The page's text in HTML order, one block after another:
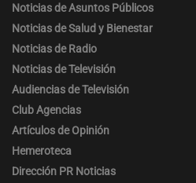
Noticias de Asuntos Públicos
Noticias de Salud y Bienestar
Noticias de Radio
Noticias de Televisión
Audiencias de Televisión
Club Agencias
Artículos de Opinión
Hemeroteca
Dirección PR Noticias